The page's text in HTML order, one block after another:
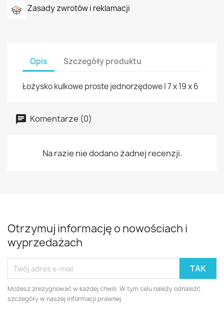
Zasady zwrotów i reklamacji
Opis Szczegóły produktu
Łożysko kulkowe proste jednorzędowe | 7 x 19 x 6
Komentarze (0)
Na razie nie dodano żadnej recenzji.
Otrzymuj informację o nowościach i
wyprzedażach
Możesz zrezygnować w każdej chwili. W tym celu należy odnaleźć
szczegóły w naszej informacji prawnej.